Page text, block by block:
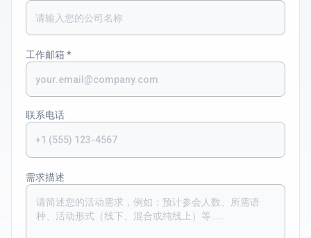
工作邮箱 *
联系电话
需求描述